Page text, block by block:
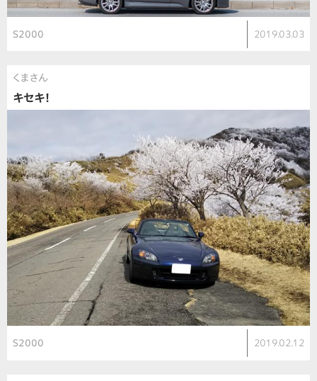
S2000 2019.03.03
くまさん
キセキ！
S2000 2019.02.12